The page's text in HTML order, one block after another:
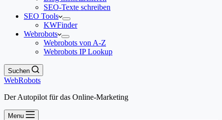
SEO-Texte schreiben
SEO Tools
KWFinder
Webrobots
Webrobots von A-Z
Webrobots IP Lookup
Suchen
WebRobots
Der Autopilot für das Online-Marketing
Menu